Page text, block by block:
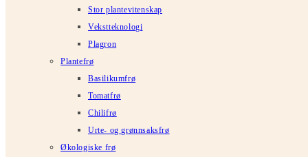
Stor plantevitenskap
Vekstteknologi
Plagron
Plantefrø
Basilikumfrø
Tomatfrø
Chilifrø
Urte- og grønnsaksfrø
Økologiske frø